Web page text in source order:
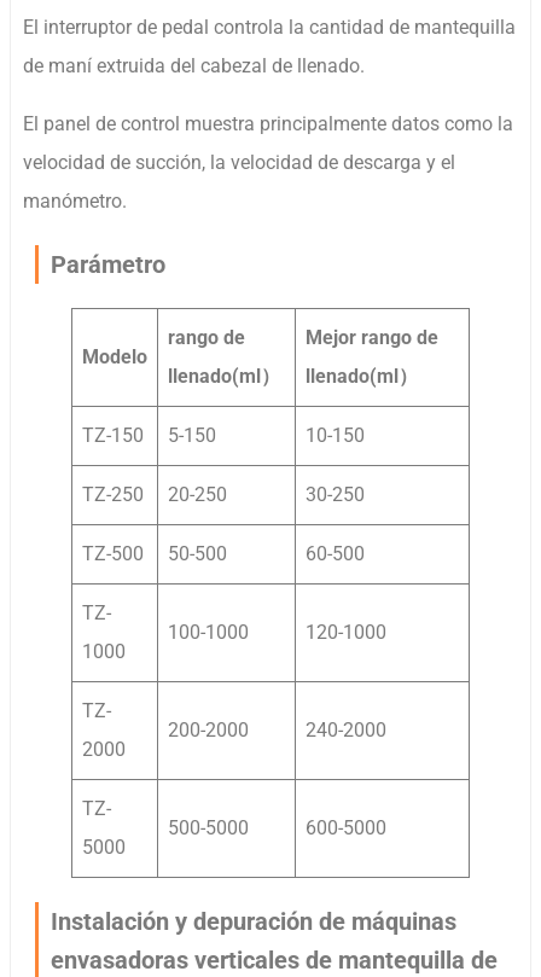
El interruptor de pedal controla la cantidad de mantequilla
de maní extruida del cabezal de llenado.
El panel de control muestra principalmente datos como la
velocidad de succión, la velocidad de descarga y el
manómetro.
Parámetro
Modelo
rango de
llenado(ml ）
Mejor rango de
llenado(ml ）
TZ-150 5-150 10-150
TZ-250 20-250 30-250
TZ-500 50-500 60-500
TZ-
1000
100-1000 120-1000
TZ-
2000
200-2000 240-2000
TZ-
5000
500-5000 600-5000
Instalación y depuración de máquinas
envasadoras verticales de mantequilla de